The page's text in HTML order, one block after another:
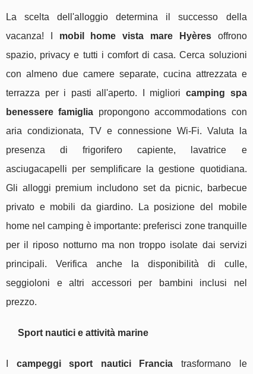
La scelta dell'alloggio determina il successo della
vacanza! I mobil home vista mare Hyèresoffrono
spazio, privacy e tutti i comfort di casa. Cerca soluzioni
con almeno due camere separate, cucina attrezzata e
terrazza per i pasti all'aperto. I miglioricamping spa
benessere famiglia propongono accommodations con
aria condizionata, TV e connessione Wi-Fi. Valuta la
presenza di frigorifero capiente, lavatrice e
asciugacapelli per semplificare la gestione quotidiana.
Gli alloggi premium includono set da picnic, barbecue
privato e mobili da giardino. La posizione del mobile
home nel camping è importante: preferisci zone tranquille
per il riposo notturno ma non troppo isolate dai servizi
principali. Verifica anche la disponibilità di culle,
seggioloni e altri accessori per bambini inclusi nel
prezzo.
Sport nautici e attività marine
campeggi sport nautici Francia trasformano le